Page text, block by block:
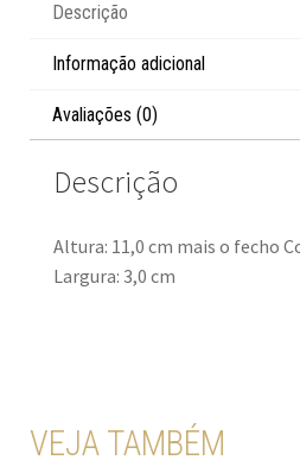
Descrição
Informação adicional
Avaliações (0)
Descrição
Altura: 11,0 cm mais o fecho
Largura: 3,0 cm
VEJA TAMBÉM